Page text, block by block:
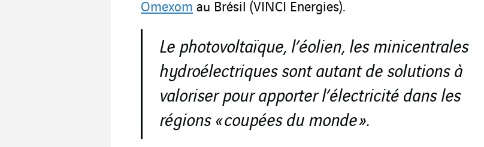
Omexom au Brésil (VINCI Energies).
Le photovoltaïque, l’éolien, les minicentrales
hydroélectriques sont autant de solutions à
valoriser pour apporter l’électricité dans les
régions « coupées du monde ».